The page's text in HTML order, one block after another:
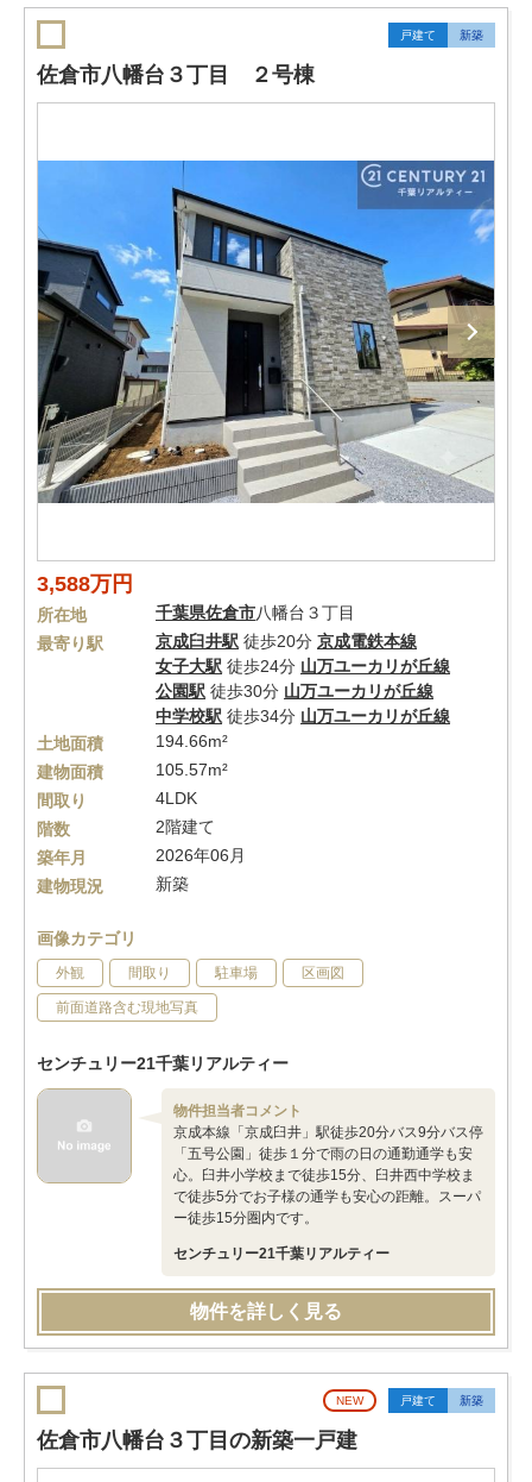
戸建て 新築
佐倉市八幡台３丁目 ２号棟
3,588万円
所在地 千葉県佐倉市八幡台３丁目
最寄り駅
京成臼井駅 徒歩20分 京成電鉄本線
女子大駅 徒歩24分 山万ユーカリが丘線
公園駅 徒歩30分 山万ユーカリが丘線
中学校駅 徒歩34分 山万ユーカリが丘線
土地面積
194.66m²
建物面積
105.57m²
間取り
4LDK
階数
2階建て
築年月
2026年06月
建物現況
新築
画像カテゴリ
外観 間取り 駐車場 区画図
前面道路含む現地写真
センチュリー21千葉リアルティー
物件担当者コメント
京成本線「京成臼井」駅徒歩20分バス9分バス停
「五号公園」徒歩１分で雨の日の通勤通学も安
心。臼井小学校まで徒歩15分、臼井西中学校ま
で徒歩5分でお子様の通学も安心の距離。スーパ
ー徒歩15分圏内です。
センチュリー21千葉リアルティー
物件を詳しく見る
NEW 戸建て 新築
佐倉市八幡台３丁目の新築一戸建